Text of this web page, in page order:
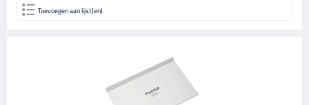
Toevoegen aan lijst(en)